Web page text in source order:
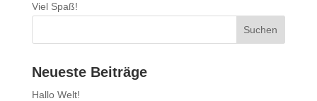
Viel Spaß!
Suchen
Neueste Beiträge
Hallo Welt!